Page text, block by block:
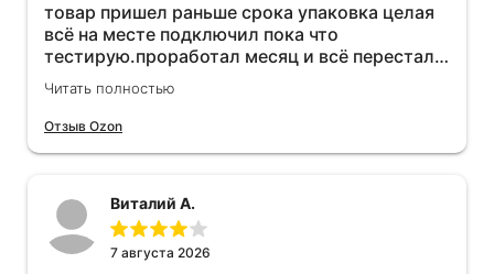
товар пришел раньше срока упаковка целая
всё на месте подключил пока что
тестирую.проработал месяц и всё перестал
работать прибавился расход топлива , очень
жаль деньги на ветер
Читать полностью
Отзыв Ozon
Виталий А.
7 августа 2026